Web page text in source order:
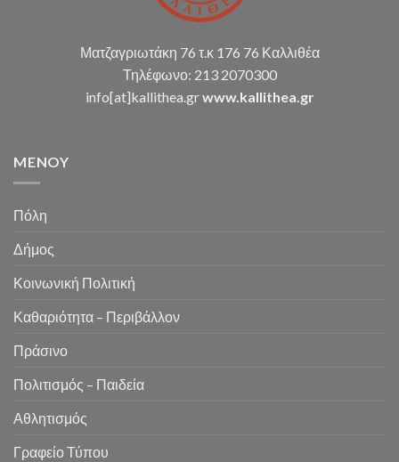
Ματζαγριωτάκη 76 τ.κ 176 76 Καλλιθέα
Τηλέφωνο: 213 2070300
info[at]kallithea.grwww.kallithea.gr
MENOY
Πόλη
Δήμος
Κοινωνική Πολιτική
Καθαριότητα – Περιβάλλον
Πράσινο
Πολιτισμός – Παιδεία
Αθλητισμός
Γραφείο Τύπου